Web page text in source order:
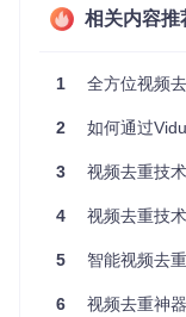
自定义设置提升去
化去重效果。缩略
量越多结果越准确
制匹配严格程度，
直接使用，专业用
视频识别系统。感
（SSIM）算法则
相关内容推
1 全方位视频去重
2 如何通过Vidupe
3 视频去重技
4 视频去重技术
5 智能视频去
6 视频去重神器